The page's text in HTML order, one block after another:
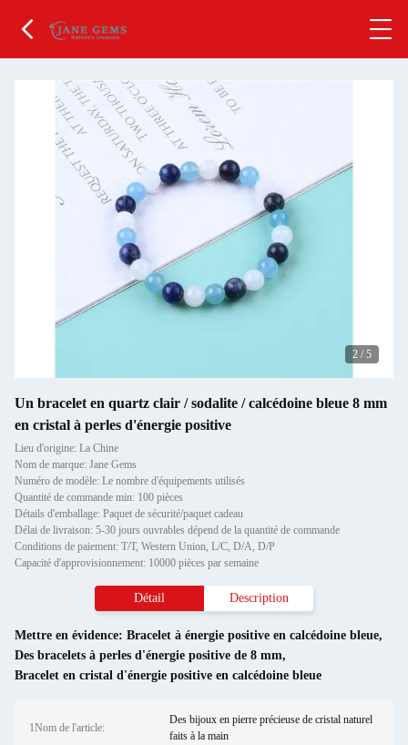
2 / 5
Un bracelet en quartz clair / sodalite / calcédoine bleue 8 mm
en cristal à perles d'énergie positive
Lieu d'origine: La Chine
Nom de marque: Jane Gems
Numéro de modèle: Le nombre d'équipements utilisés
Quantité de commande min: 100 pièces
Détails d'emballage: Paquet de sécurité/paquet cadeau
Délai de livraison: 5-30 jours ouvrables dépend de la quantité de commande
Conditions de paiement: T/T, Western Union, L/C, D/A, D/P
Capacité d'approvisionnement: 10000 pièces par semaine
Détail Description
Mettre en évidence: Bracelet à énergie positive en calcédoine bleue,
Des bracelets à perles d'énergie positive de 8 mm,
Bracelet en cristal d'énergie positive en calcédoine bleue
1Nom de l'article:
Des bijoux en pierre précieuse de cristal naturel
faits à la main